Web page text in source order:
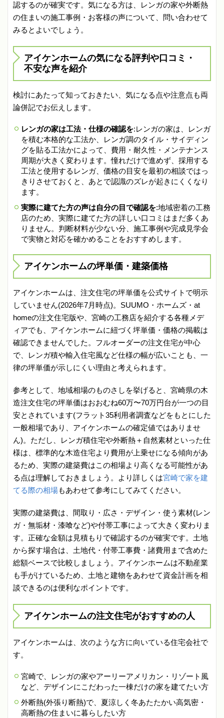
認するのが確実です。気になる方は、レンガの家や外断熱
の住まいの施工事例・お客様の声について、問い合わせて
みるとよいでしょう。
アイケンホームの気になる評判や口コミ・
不安な声を紹介
検討にあたって知っておきたい、気になる点や注意点も両
論併記でお伝えします。
レンガの家は工法・仕様の確認を:レンガの家は、レンガ
を積む本格的な工法か、レンガ調のタイル・サイディン
グを貼る工法かによって、費用・耐久性・メンテナンス
周期が大きく変わります。憧れだけで進めず、採用する
工法と使用するレンガ、価格の目安を最初の相談ではっ
きりさせておくと、あとで認識のズレが起きにくくなり
ます。
実際に建てた方の声は自分の目で確認を:地域密着の工務
店のため、実際に建てた方の詳しい口コミはまだ多くあ
りません。判断材料が少ない分、施工事例や完成見学会
で実物と対応を確かめることをおすすめします。
アイケンホームの坪単価・建築価格
アイケンホームは、注文住宅の坪単価を公式サイトで明示
していません(2026年7月時点)。SUUMO・ホームズ・at
homeの注文住宅版や、宮崎の工務店を紹介する各種メデ
ィアでも、アイケンホームに紐づく坪単価・価格の掲載は
確認できませんでした。フルオーダーの注文住宅が中心
で、レンガ積や輸入住宅風など仕様の幅が広いことも、一
律の坪単価が示しにくい理由と考えられます。
参考として、地域相場のものさしを挙げると、宮崎県の木
造注文住宅の坪単価はおおむね60万〜70万円台が一つの目
安とされています(フラット35利用者調査などをもとにした
一般相場であり、アイケンホームの確定値ではありませ
ん)。ただし、レンガ積住宅や外断熱＋自然素材といった仕
様は、標準的な木造住宅より費用が上乗せになる傾向があ
るため、実際の建築費はこの相場より高くなる可能性があ
る点は理解しておきましょう。より詳しくは宮崎で家を建
てる際の相場もあわせて参考にしてみてください。
実際の建築費は、間取り・広さ・デザイン・使う素材(レン
ガ・無垢材・漆喰など)や付帯工事によって大きく変わりま
す。正確な金額は見積もりで確認するのが確実です。土地
から探す場合は、土地代・付帯工事費・諸費用まで含めた
総額ベースで比較しましょう。アイケンホームは不動産業
も手がけているため、土地と建物をあわせて資金計画を相
談できるのは便利なポイントです。
アイケンホームの注文住宅がおすすめの人
アイケンホームは、次のような方に向いている住宅会社で
す。
宮崎で、レンガの家やアーリーアメリカン・リゾート風
など、デザインにこだわった一棟だけの家を建てたい方
外断熱(外張り断熱)で、夏涼しく冬あたたかい高気密・
高断熱の住まいに暮らしたい方